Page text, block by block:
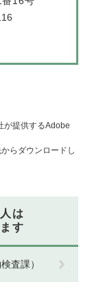
が提供するAdobe
らダウンロードし
は
す
査課）